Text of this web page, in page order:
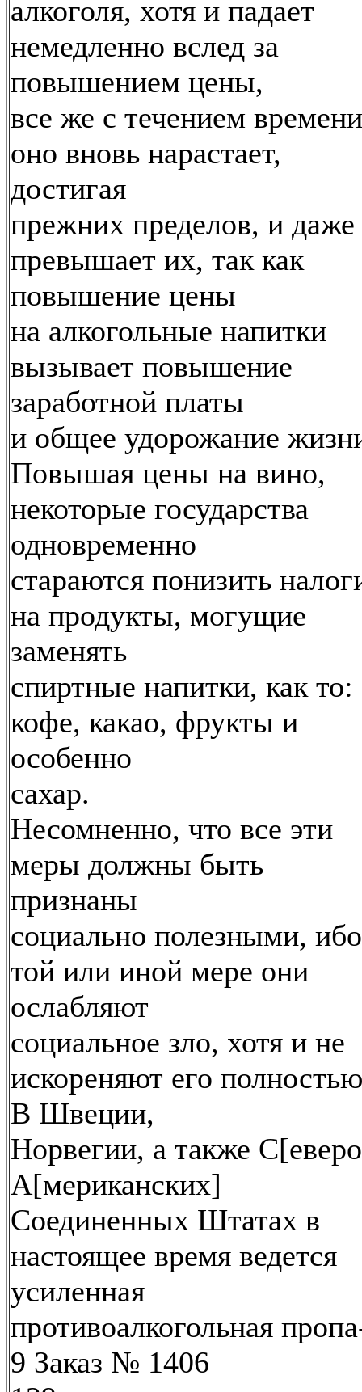
алкоголя, хотя и падает
немедленно вслед за
повышением цены,
все же с течением времени
оно вновь нарастает,
достигая
прежних пределов, и даже
превышает их, так как
повышение цены
на алкогольные напитки
вызывает повышение
заработной платы
и общее удорожание
Повышая цены на вино,
некоторые государства
одновременно
стараются понизить
на продукты, могущие
заменять
спиртные напитки, как то:
кофе, какао, фрукты и
особенно
сахар.
Несомненно, что все эти
меры должны быть
признаны
социально полезными,
той или иной мере они
ослабляют
социальное зло, хотя и не
искореняют его
В Швеции,
Норвегии, а также
А[мериканских]
Соединенных Штатах в
настоящее время ведется
усиленная
противоалкогольная
9 Заказ № 1406